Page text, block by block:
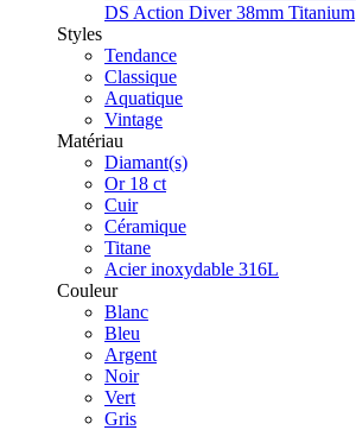
DS Action Diver 38mm Titanium
Styles
Tendance
Classique
Aquatique
Vintage
Matériau
Diamant(s)
Or 18 ct
Cuir
Céramique
Titane
Acier inoxydable 316L
Couleur
Blanc
Bleu
Argent
Noir
Vert
Gris